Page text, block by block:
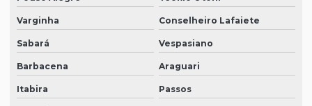
Varginha Conselheiro Lafaiete
Sabará Vespasiano
Barbacena Araguari
Itabira Passos